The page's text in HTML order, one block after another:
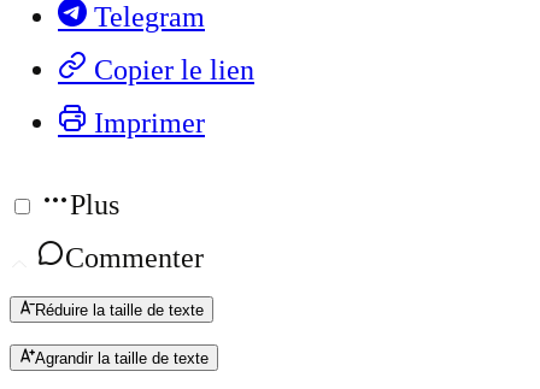
Telegram
Copier le lien
Imprimer
Plus
Commenter
Réduire la taille de texte
Agrandir la taille de texte